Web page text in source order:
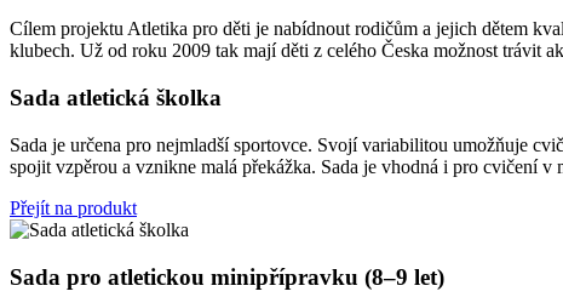
Cílem projektu Atletika pro děti je nabídnout rodičům a jejich dětem
klubech. Už od roku 2009 tak mají děti z celého Česka možnost trávit
Sada atletická školka
Sada je určena pro nejmladší sportovce. Svojí variabilitou umožňuje
spojit vzpěrou a vznikne malá překážka. Sada je vhodná i pro cvičení v
Přejít na produkt
Sada pro atletickou minipřípravku (8–9 let)